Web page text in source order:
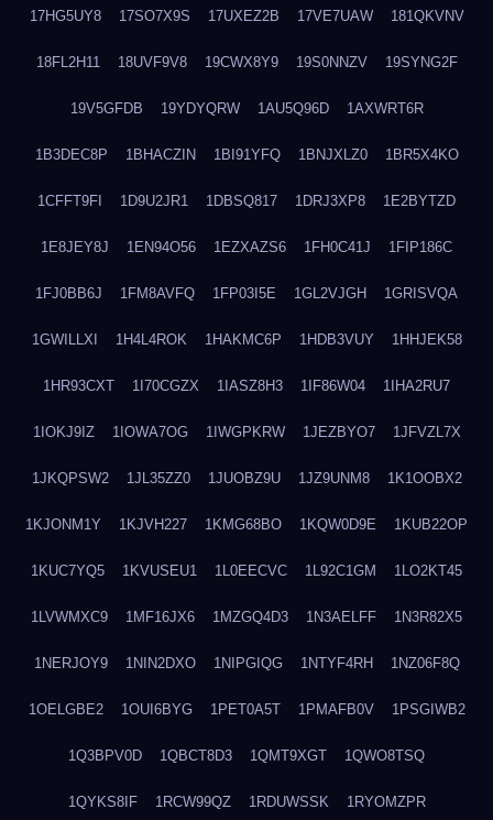
17HG5UY8 17SO7X9S 17UXEZ2B 17VE7UAW 181QKVNV
18FL2H11 18UVF9V8 19CWX8Y9 19S0NNZV 19SYNG2F
19V5GFDB 19YDYQRW 1AU5Q96D 1AXWRT6R
1B3DEC8P 1BHACZIN 1BI91YFQ 1BNJXLZ0 1BR5X4KO
1CFFT9FI 1D9U2JR1 1DBSQ817 1DRJ3XP8 1E2BYTZD
1E8JEY8J 1EN94O56 1EZXAZS6 1FH0C41J 1FIP186C
1FJ0BB6J 1FM8AVFQ 1FP03I5E 1GL2VJGH 1GRISVQA
1GWILLXI 1H4L4ROK 1HAKMC6P 1HDB3VUY 1HHJEK58
1HR93CXT 1I70CGZX 1IASZ8H3 1IF86W04 1IHA2RU7
1IOKJ9IZ 1IOWA7OG 1IWGPKRW 1JEZBYO7 1JFVZL7X
1JKQPSW2 1JL35ZZ0 1JUOBZ9U 1JZ9UNM8 1K1OOBX2
1KJONM1Y 1KJVH227 1KMG68BO 1KQW0D9E 1KUB22OP
1KUC7YQ5 1KVUSEU1 1L0EECVC 1L92C1GM 1LO2KT45
1LVWMXC9 1MF16JX6 1MZGQ4D3 1N3AELFF 1N3R82X5
1NERJOY9 1NIN2DXO 1NIPGIQG 1NTYF4RH 1NZ06F8Q
1OELGBE2 1OUI6BYG 1PET0A5T 1PMAFB0V 1PSGIWB2
1Q3BPV0D 1QBCT8D3 1QMT9XGT 1QWO8TSQ
1QYKS8IF 1RCW99QZ 1RDUWSSK 1RYOMZPR